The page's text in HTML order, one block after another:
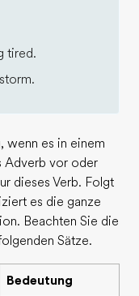
tired.
wenn es in einem
Adverb vor oder
dieses Verb. Folgt
es die ganze
Beachten Sie die
Sätze.
Bedeutung